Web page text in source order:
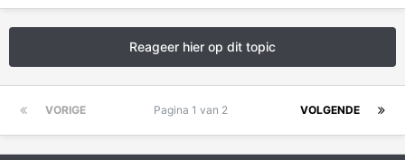
Reageer hier op dit topic
VORIGE VOLGENDE
Pagina 1 van 2